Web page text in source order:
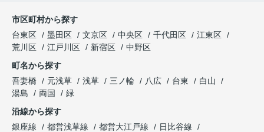
市区町村から探す
台東区
墨田区 文京区 中央区 千代田区
江東区
荒川区
江戸川区 新宿区
中野区
町名から探す
吾妻橋
元浅草 浅草 三ノ輪 八広 台東
白山
湯島
両国
緑
沿線から探す
銀座線
都営浅草線 都営大江戸線
日比谷線